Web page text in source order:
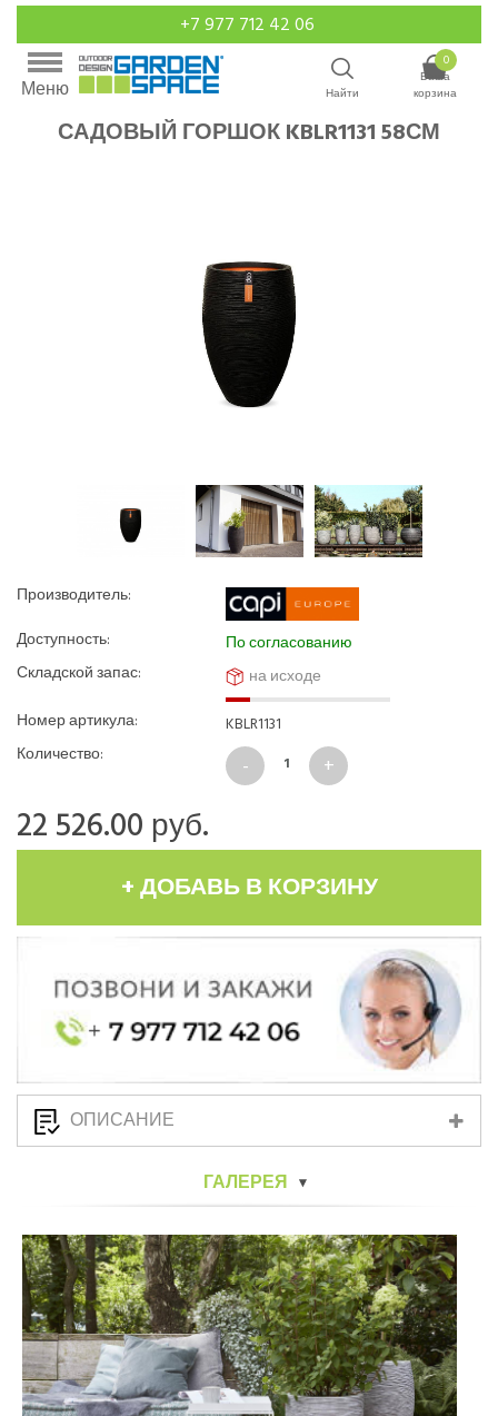
+7 977 712 42 06
Меню Найти
0
Ваша
корзина
САДОВЫЙ ГОРШОК KBLR1131 58СМ
Производитель:
Доступность:
По согласованию
Складской запас:
на исходе
Номер артикула:
KBLR1131
Количество:
22 526.00 руб.
+ ДОБАВЬ В КОРЗИНУ
ОПИСАНИЕ
ГАЛЕРЕЯ